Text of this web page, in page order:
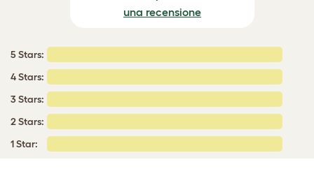
una recensione
5 Stars:
4 Stars:
3 Stars:
2 Stars:
1 Star: